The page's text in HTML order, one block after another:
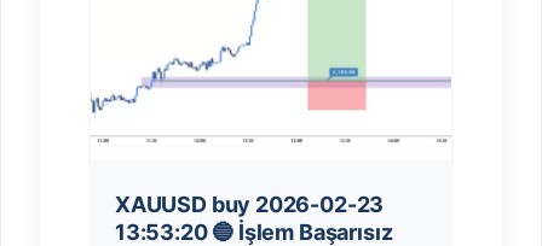
XAUUSD buy 2026-02-23
13:53:20 🔵 İşlem Başarısız